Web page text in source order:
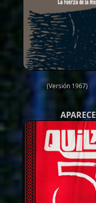
(Versión 1967)